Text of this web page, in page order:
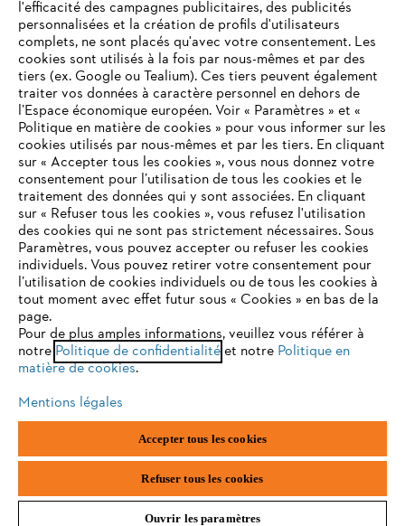
L'Entreprise
STIHL FAQ
Contact
Politique de protection des données
Mentions légales Utilisation des cookies
ANDREAS STIHL NV, Veurtstraat 117, 2870 Puurs-Sint-Amands,
België/Belgique
VAT Number: BE 0427.714.768
VOTRE NAVIGATEUR INTERNET
N'EST PLUS PRIS EN CHARGE
Vous utilisez un navigateur Internet que nous ne prenons plus
en charge, et certaines fonctionnalités de notre site ne
peuvent fonctionner correctement. Pour une utilisation
optimale de notre site, nous vous recommandons de passer à
l'un des navigateurs suivants :
firefox chrome
edge
l'efficacité des campagnes publicitaires, des publicités
personnalisées et la création de profils d'utilisateurs
complets, ne sont placés qu'avec votre consentement. Les
cookies sont utilisés à la fois par nous-mêmes et par des
tiers (ex. Google ou Tealium). Ces tiers peuvent également
traiter vos données à caractère personnel en dehors de
l’Espace économique européen. Voir « Paramètres » et «
Politique en matière de cookies » pour vous informer sur les
cookies utilisés par nous-mêmes et par les tiers. En cliquant
sur « Accepter tous les cookies », vous nous donnez votre
consentement pour l’utilisation de tous les cookies et le
traitement des données qui y sont associées. En cliquant
sur « Refuser tous les cookies », vous refusez l'utilisation
des cookies qui ne sont pas strictement nécessaires. Sous
Paramètres, vous pouvez accepter ou refuser les cookies
individuels. Vous pouvez retirer votre consentement pour
l’utilisation de cookies individuels ou de tous les cookies à
tout moment avec effet futur sous « Cookies » en bas de la
page.
Pour de plus amples informations, veuillez vous référer à
notre Politique de confidentialitéet notre Politique en
matière de cookies.
Mentions légales
Accepter tous les cookies
Refuser tous les cookies
Ouvrir les paramètres